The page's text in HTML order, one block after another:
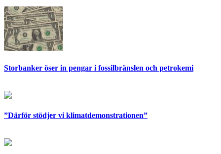
Storbanker öser in pengar i fossilbränslen och petrokemi
”Därför stödjer vi klimatdemonstrationen”